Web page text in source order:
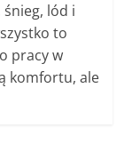
lód i
to
pracy w
komfortu, ale